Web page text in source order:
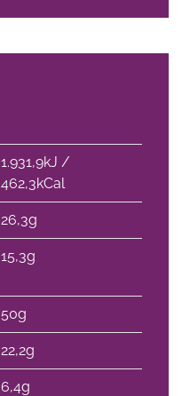
1.931,9kJ /
462,3kCal
26,3g
15,3g
50g
22,2g
6,4g